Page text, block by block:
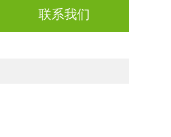
联系我们